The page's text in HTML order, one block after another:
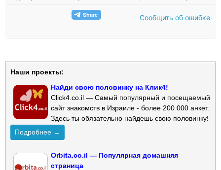
Сообщить об ошибке
Наши проекты:
Найди свою половинку на Клик4!
Click4.co.il — Самый популярный и посещаемый
сайт знакомств в Израиле - более 200 000 анкет.
Здесь ты обязательно найдешь свою половинку!
Подробнее →
Orbita.co.il — Популярная домашняя
страница